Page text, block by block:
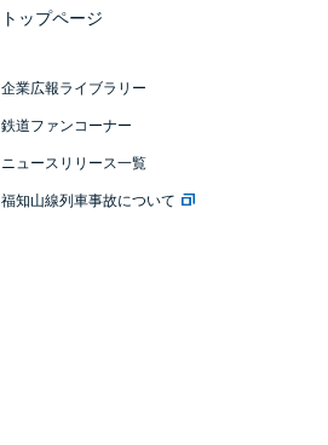
トップページ
企業広報ライブラリー
鉄道ファンコーナー
ニュースリリース一覧
福知山線列車事故について